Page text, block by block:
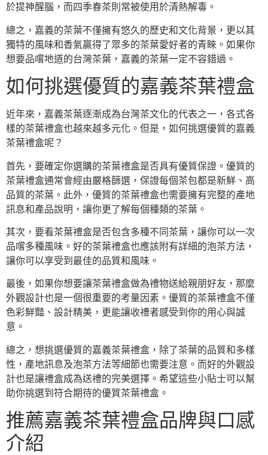
於提神醒腦，而四季春茶則常被使用於清熱解毒。
總之，嘉義的茶葉不僅擁有悠久的歷史和文化背景，更以其
獨特的風味和香氣贏得了眾多的茶葉愛好者的青睞。如果你
想要品嚐地道的台灣茶葉，嘉義的茶葉一定不容錯過。
如何挑選優質的嘉義茶葉禮盒
近年來，嘉義茶葉逐漸成為台灣茶文化的代表之一，各式各
樣的茶葉禮盒也越來越多元化。但是，如何挑選優質的嘉義
茶葉禮盒呢？
首先，要確定你選購的茶葉禮盒是否具有優質保證。優質的
茶葉禮盒通常會經由嚴格篩選，保證每個茶包都是新鮮、高
品質的茶葉。此外，優質的茶葉禮盒也需要擁有完整的產地
訊息和產品說明，讓你更了解每個種類的茶葉。
其次，要看茶葉禮盒是否包含多種不同茶葉，讓你可以一次
品嚐多種風味。好的茶葉禮盒也應該附有詳細的泡茶方法，
讓你可以享受到最佳的品質和風味。
最後，如果你想要讓茶葉禮盒做為禮物送給親朋好友，那麼
外觀設計也是一個很重要的考量因素。優質的茶葉禮盒不僅
色彩鮮豔、設計精美，更能讓收禮者感受到你的用心與誠
意。
總之，想挑選優質的嘉義茶葉禮盒，除了茶葉的品質和多樣
性，產地訊息及泡茶方法等細節也需要注意。而好的外觀設
計也是讓禮盒成為送禮的完美選擇。希望這些小貼士可以幫
助你挑選到符合期待的優質茶葉禮盒。
推薦嘉義茶葉禮盒品牌與口感
介紹